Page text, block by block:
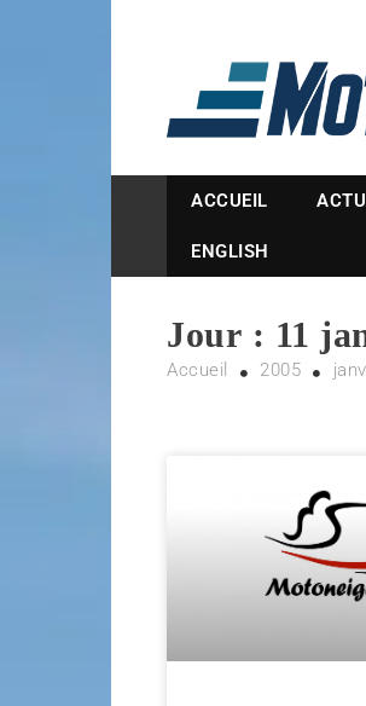
Magazine
ACCUEIL
ENGLISH
Jour : 11
Accueil 2005